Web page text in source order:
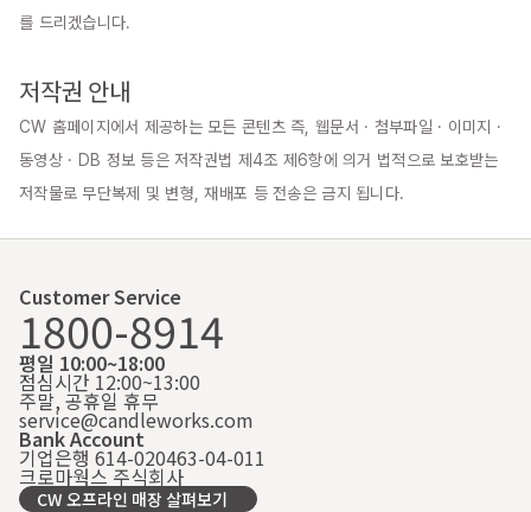
를 드리겠습니다.
저작권 안내
CW 홈페이지에서 제공하는 모든 콘텐츠 즉, 웹문서 · 첨부파일 · 이미지 ·
동영상 · DB 정보 등은 저작권법 제4조 제6항에 의거 법적으로 보호받는
저작물로 무단복제 및 변형, 재배포 등 전송은 금지 됩니다.
Customer Service
1800-8914
평일 10:00~18:00
점심시간 12:00~13:00
주말, 공휴일 휴무
service@candleworks.com
Bank Account
기업은행 614-020463-04-011
크로마웍스 주식회사
CW 오프라인 매장 살펴보기